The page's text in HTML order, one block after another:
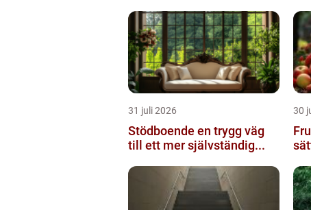
31 juli 2026
Stödboende en trygg väg
till ett mer självständig...
30